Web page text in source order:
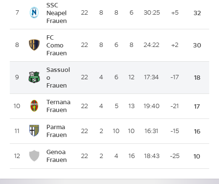
7
SSC
Neapel
Frauen
22 8 8 6 30:25 +5 32
8
FC
Como
Frauen
22 8 6 8 24:22 +2 30
9
Sassuol
o
Frauen
22 4 6 12 17:34 -17 18
10
Ternana
Frauen
22 4 5 13 19:40 -21 17
11
Parma
Frauen
22 2 10 10 16:31 -15 16
12
Genoa
Frauen
22 2 4 16 18:43 -25 10